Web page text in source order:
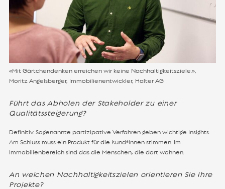
«Mit Gärtchendenken erreichen wir keine Nachhaltigkeitsziele.»,
Moritz Angelsberger, Immobilienentwickler, Halter AG
Führt das Abholen der Stakeholder zu einer
Qualitätssteigerung?
Definitiv. Sogenannte partizipative Verfahren geben wichtige Insights.
Am Schluss muss ein Produkt für die Kund*innen stimmen. Im
Immobilienbereich sind das die Menschen, die dort wohnen.
An welchen Nachhaltigkeitszielen orientieren Sie Ihre
Projekte?